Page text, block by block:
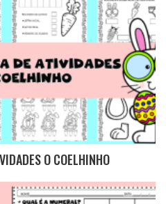
O COELHINHO